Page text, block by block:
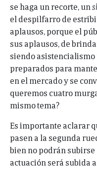
se haga un recorte, un
el despilfarro de
aplausos, porque el
sus aplausos, de
siendo asistencialismo
preparados para
en el mercado y se
queremos cuatro
mismo tema?
Es importante aclarar
pasen a la segunda
bien no podrán subirse
actuación será subida